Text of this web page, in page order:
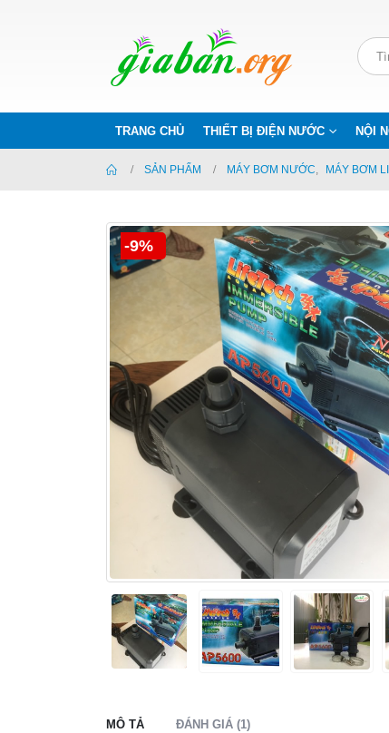
TRANG CHỦ THIẾT BỊ ĐIỆN NƯỚC NỘI
SẢN PHẨM MÁY BƠM NƯỚC, MÁY BƠM
-9%
MÔ TẢ ĐÁNH GIÁ (1)